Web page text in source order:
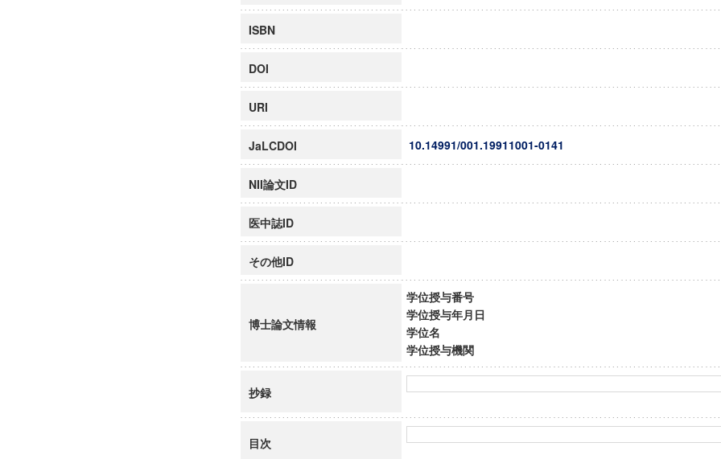
ISBN
DOI
URI
JaLCDOI 10.14991/001.19911001-0141
NII論文ID
医中誌ID
その他ID
博士論文情報
学位授与番号
学位授与年月日
学位名
学位授与機関
抄録
目次